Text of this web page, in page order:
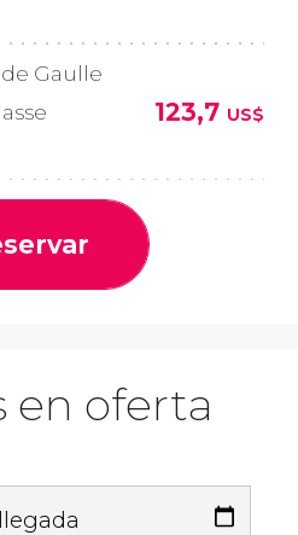
Gaulle
123,7 US$
en oferta